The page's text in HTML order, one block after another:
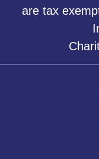
are tax